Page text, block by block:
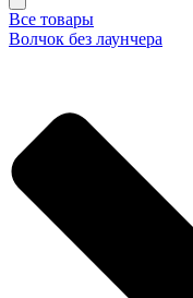
Все товары
Волчок без лаунчера